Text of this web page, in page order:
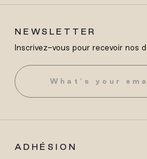
NEWSLETTER
Inscrivez-vous pour recevoir nos
ADHÉSION